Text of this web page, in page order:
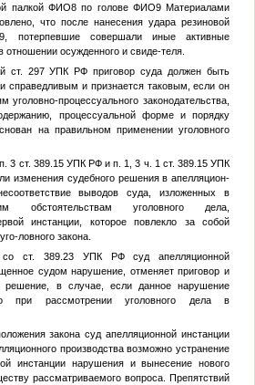
палкой ФИО8 по голове ФИО9Материалами
что после нанесения удара резиновой
, потерпевшие совершали иные активные
отношении осужденного и свиде-теля.
ст. 297 УПК РФ приговор суда должен быть
справедливым и признается таковым, если он
уголовно-процессуального законодательства,
процессуальной форме и порядку
на правильном применении уголовного
п. 3 ст. 389.15 УПК РФ и п. 1, 3 ч. 1 ст. 389.15 УПК
изменения судебного решения в апелляцион-
выводов суда, изложенных в
обстоятельствам уголовного дела,
инстанции, которое повлекло за собой
ловного закона.
со ст. 389.23 УПК РФ суд апелляционной
судом нарушение, отменяет приговор и
решение, в случае, если данное нарушение
при рассмотрении уголовного дела в
закона суд апелляционной инстанции
производства возможно устранение
инстанции нарушения и вынесение нового
рассматриваемого вопроса. Препятствий